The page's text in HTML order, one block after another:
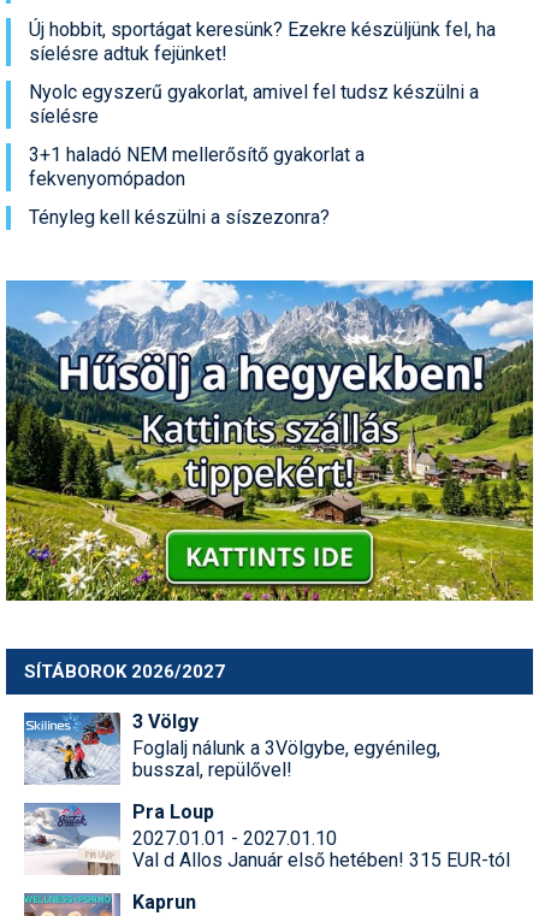
Új hobbit, sportágat keresünk? Ezekre készüljünk fel, ha
síelésre adtuk fejünket!
Nyolc egyszerű gyakorlat, amivel fel tudsz készülni a
síelésre
3+1 haladó NEM mellerősítő gyakorlat a
fekvenyomópadon
Tényleg kell készülni a síszezonra?
SÍTÁBOROK 2026/2027
3 Völgy
Foglalj nálunk a 3Völgybe, egyénileg,
busszal, repülővel!
Pra Loup
2027.01.01 - 2027.01.10
Val d Allos Január első hetében! 315 EUR-tól
Kaprun